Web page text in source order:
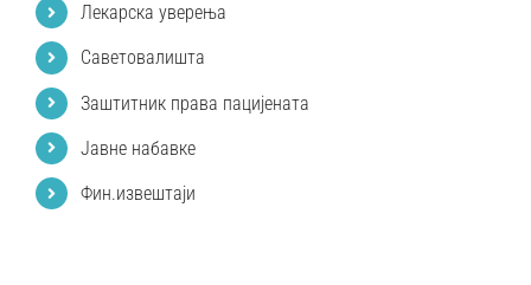
Лекарска уверења
Саветовалишта
Заштитник права пацијената
Јавне набавке
Фин.извештаји